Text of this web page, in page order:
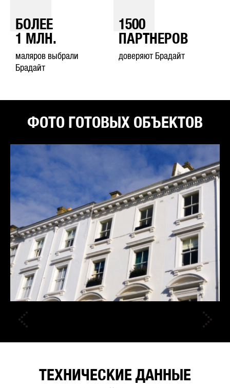
БОЛЕЕ
1
МЛН.
маляров выбрали
Брадайт
1500
ПАРТНЕРОВ
доверяют Брадайт
ФОТО ГОТОВЫХ ОБЪЕКТОВ
ТЕХНИЧЕСКИЕ ДАННЫЕ